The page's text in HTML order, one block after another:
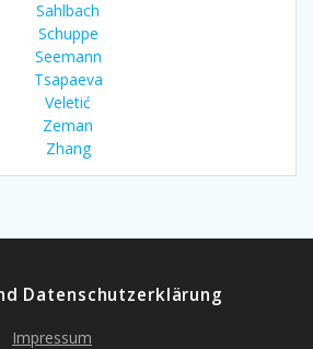
Sahlbach
Schuppe
Seemann
Tsapaeva
Veletić
Zeman
Zhang
Datenschutzerklärung
Impressum